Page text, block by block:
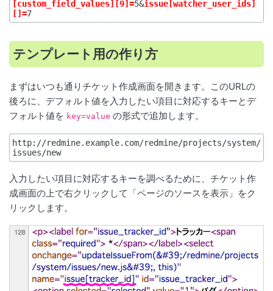
[custom_field_values][9]=5&issue[watcher_user_ids]
[]=
テンプレート用の作り方
まずはいつも通りチケット作成画面を開きます。このURLの
後ろに、デフォルト値を入力したい項目に対応するキーとデ
フォルト値を key=value の形式で追加します。
http://redmine.example.com/redmine/projects/system/
入力したい項目に対応するキーを調べるために、チケット作
成画面の上で右クリックして「ページのソースを表示」をク
リックします。